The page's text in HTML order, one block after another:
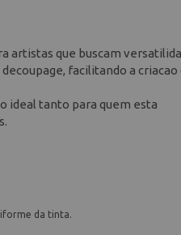
artistas que buscam
facilitando a criacao
ideal tanto para quem esta
da tinta.